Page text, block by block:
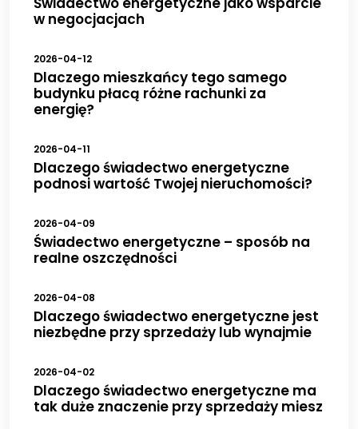
w negocjacjach
2026-04-12
Dlaczego mieszkańcy tego samego
budynku płacą różne rachunki za
energię?
2026-04-11
Dlaczego świadectwo energetyczne
podnosi wartość Twojej nieruchomości?
2026-04-09
Świadectwo energetyczne – sposób na
realne oszczędności
2026-04-08
Dlaczego świadectwo energetyczne jest
niezbędne przy sprzedaży lub wynajmie
2026-04-02
Dlaczego świadectwo energetyczne ma
tak duże znaczenie przy sprzedaży miesz